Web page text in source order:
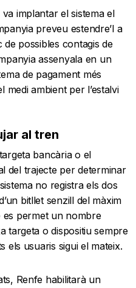
implantar el sistema el
preveu estendre’l a
possibles contagis de
assenyala en un
de pagament més
medi ambient per l’estalvi
al tren
bancària o el
del trajecte per determinar
no registra els dos
bitllet senzill del màxim
es permet un nombre
targeta o dispositiu sempre
els usuaris sigui el mateix.
Renfe habilitarà un